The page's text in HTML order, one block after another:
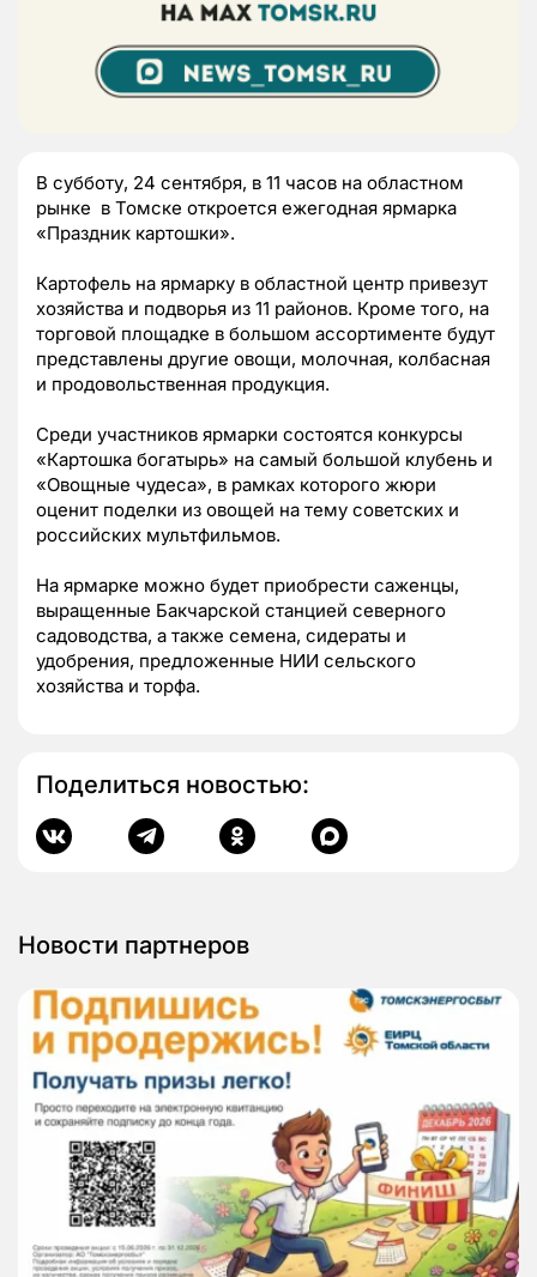
В субботу, 24 сентября, в 11 часов на областном
рынке в Томске откроется ежегодная ярмарка
«Праздник картошки».
Картофель на ярмарку в областной центр привезут
хозяйства и подворья из 11 районов. Кроме того, на
торговой площадке в большом ассортименте будут
представлены другие овощи, молочная, колбасная
и продовольственная продукция.
Среди участников ярмарки состоятся конкурсы
«Картошка богатырь» на самый большой клубень и
«Овощные чудеса», в рамках которого жюри
оценит поделки из овощей на тему советских и
российских мультфильмов.
На ярмарке можно будет приобрести саженцы,
выращенные Бакчарской станцией северного
садоводства, а также семена, сидераты и
удобрения, предложенные НИИ сельского
хозяйства и торфа.
Поделиться новостью:
Новости партнеров